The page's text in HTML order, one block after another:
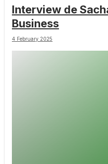
Interview de
Business
4 February 2025